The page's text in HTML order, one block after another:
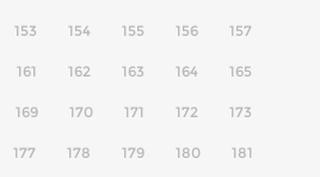
153 154 155 156 157
161 162 163 164 165
169 170 171 172 173
177 178 179 180 181